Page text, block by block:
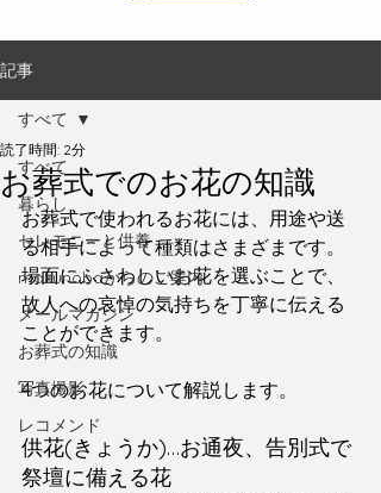
記事
すべて
暮らし
セレモニーと供養
makunobaからのご案内
メールマガジン
お葬式の知識
写真撮影
レコメンド
すべて
お葬式でのお花の知識
読了時間: 2分
お葬式で使われるお花には、用途や送
る相手によって種類はさまざまです。
場面にふさわしいお花を選ぶことで、
故人への哀悼の気持ちを丁寧に伝える
ことができます。
4つのお花について解説します。
供花(きょうか)…お通夜、告別式で
祭壇に備える花